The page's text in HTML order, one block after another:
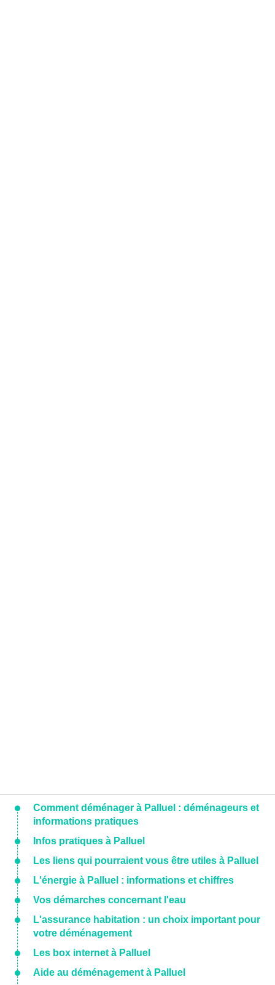
Comment déménager à Palluel : déménageurs et
informations pratiques
Infos pratiques à Palluel
Les liens qui pourraient vous être utiles à Palluel
L'énergie à Palluel : informations et chiffres
Vos démarches concernant l'eau
L'assurance habitation : un choix important pour
votre déménagement
Les box internet à Palluel
Aide au déménagement à Palluel